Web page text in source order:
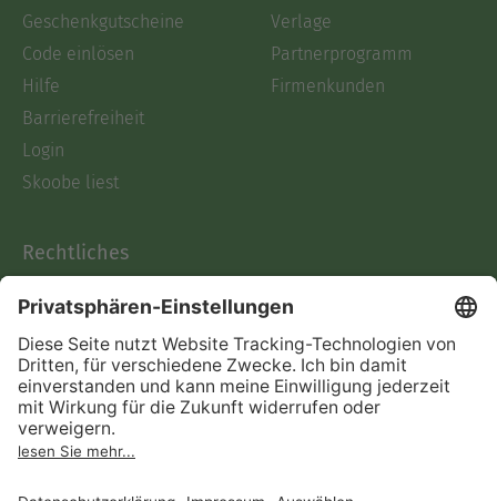
Geschenkgutscheine
Code einlösen
Hilfe
Barrierefreiheit
Login
Skoobe liest
Verlage
Partnerprogramm
Firmenkunden
Rechtliches
AGB
Informationen nach Data
Act
Verträge hier kündigen
Impressum